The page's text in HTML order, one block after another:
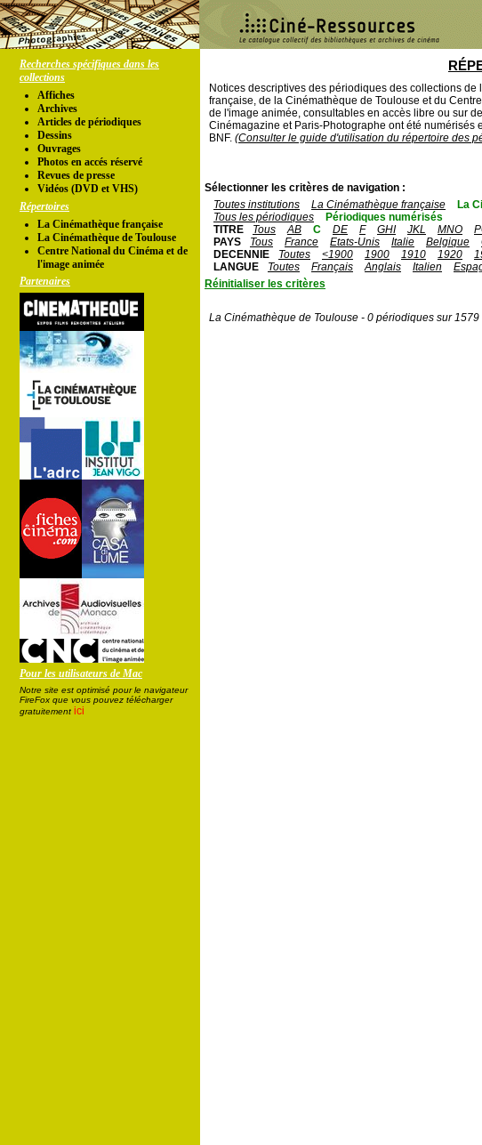
Recherches spécifiques dans les
collections
Affiches
Archives
Articles de périodiques
Dessins
Ouvrages
Photos en accés réservé
Revues de presse
Vidéos (DVD et VHS)
Répertoires
La Cinémathèque française
La Cinémathèque de Toulouse
Centre National du Cinéma et de
l'image animée
Partenaires
Pour les utilisateurs de Mac
Notre site est optimisé pour le navigateur
FireFox que vous pouvez télécharger
gratuitement ici
Notices descriptives des périodiques des collections de
française, de la Cinémathèque de Toulouse et du
de l'image animée, consultables en accès libre ou sur
Cinémagazine et Paris-Photographe ont été numérisés
BNF. (Consulter le guide d'utilisation du répertoire des
Sélectionner les critères de navigation :
Toutes institutions
La Cinémathèque française La
Tous les périodiques
Périodiques numérisés
TITRE
Tous AB C DE F GHI JKL MNO
PAYS
Tous France Etats-Unis Italie Belgique
DECENNIE
Toutes <1900 1900 1910 1920
LANGUE
Toutes Français Anglais Italien
Réinitialiser les critères
La Cinémathèque de Toulouse - 0 périodiques sur 1579